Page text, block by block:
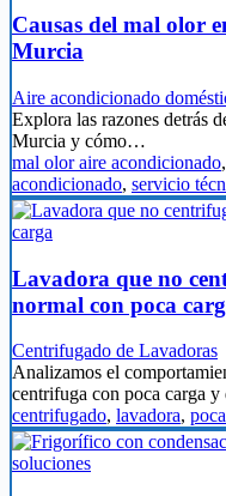
Causas del mal olor
Murcia
Aire acondicionado
Explora las razones detrás
Murcia y cómo…
mal olor aire acondicionado,
acondicionado, servicio
Lavadora que no
normal con poca
Centrifugado de Lavadoras
Analizamos el
centrifuga con poca carga
centrifugado, lavadora,